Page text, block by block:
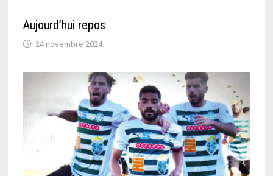
Aujourd’hui repos
24 novembre 2024